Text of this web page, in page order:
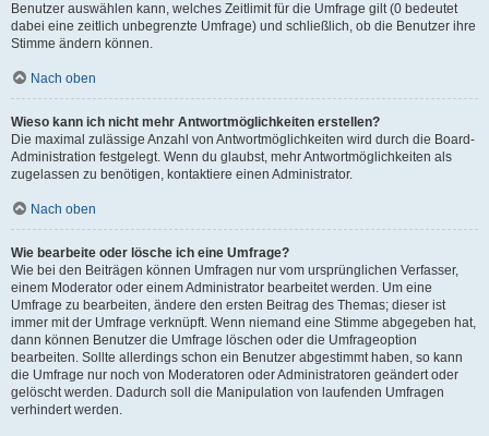
Benutzer auswählen kann, welches Zeitlimit für die Umfrage gilt (0 bedeutet
dabei eine zeitlich unbegrenzte Umfrage) und schließlich, ob die Benutzer ihre
Stimme ändern können.
Nach oben
Wieso kann ich nicht mehr Antwortmöglichkeiten erstellen?
Die maximal zulässige Anzahl von Antwortmöglichkeiten wird durch die Board-
Administration festgelegt. Wenn du glaubst, mehr Antwortmöglichkeiten als
zugelassen zu benötigen, kontaktiere einen Administrator.
Nach oben
Wie bearbeite oder lösche ich eine Umfrage?
Wie bei den Beiträgen können Umfragen nur vom ursprünglichen Verfasser,
einem Moderator oder einem Administrator bearbeitet werden. Um eine
Umfrage zu bearbeiten, ändere den ersten Beitrag des Themas; dieser ist
immer mit der Umfrage verknüpft. Wenn niemand eine Stimme abgegeben hat,
dann können Benutzer die Umfrage löschen oder die Umfrageoption
bearbeiten. Sollte allerdings schon ein Benutzer abgestimmt haben, so kann
die Umfrage nur noch von Moderatoren oder Administratoren geändert oder
gelöscht werden. Dadurch soll die Manipulation von laufenden Umfragen
verhindert werden.